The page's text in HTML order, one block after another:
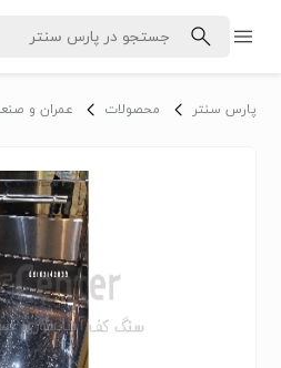
پارس سنتر محصولات عمران و